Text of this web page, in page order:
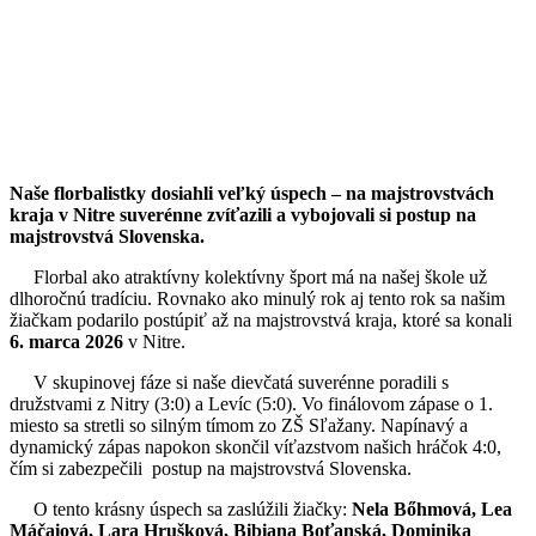
Naše florbalistky dosiahli veľký úspech – na majstrovstvách
kraja v Nitre suverénne zvíťazili a vybojovali si postup na
majstrovstvá Slovenska.
Florbal ako atraktívny kolektívny šport má na našej škole už
dlhoročnú tradíciu. Rovnako ako minulý rok aj tento rok sa našim
žiačkam podarilo postúpiť až na majstrovstvá kraja, ktoré sa konali
6. marca 2026 v Nitre.
V skupinovej fáze si naše dievčatá suverénne poradili s
družstvami z Nitry (3:0) a Levíc (5:0). Vo finálovom zápase o 1.
miesto sa stretli so silným tímom zo ZŠ Sľažany. Napínavý a
dynamický zápas napokon skončil víťazstvom našich hráčok 4:0,
čím si zabezpečili postup na majstrovstvá Slovenska.
O tento krásny úspech sa zaslúžili žiačky: Nela Bőhmová, Lea
Máčaiová, Lara Hrušková, Bibiana Boťanská, Dominika